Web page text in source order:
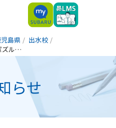
島県
出水校
「11/24（日）学力判定テスト」・パズル道場DX 親子体験会
らせ